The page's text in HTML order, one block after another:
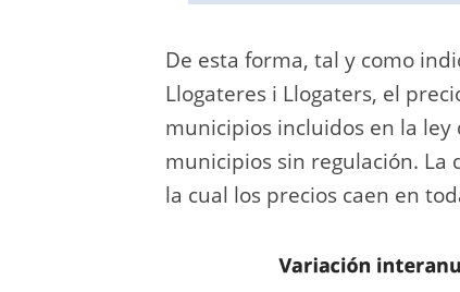
De esta forma, tal y como
Llogateres i Llogaters, el
municipios incluidos en la ley
municipios sin regulación. La
la cual los precios caen en